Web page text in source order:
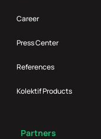
Career
Press Center
References
Kolektif Products
Partners